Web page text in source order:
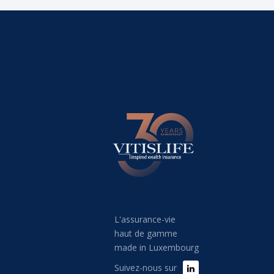
L'assurance-vie
haut de gamme
made in Luxembourg
Suivez-nous sur